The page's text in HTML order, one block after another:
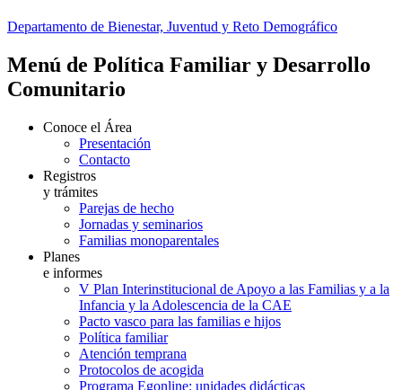
Departamento de Bienestar, Juventud y Reto Demográfico
Menú de Política Familiar y Desarrollo
Comunitario
Conoce el Área
Presentación
Contacto
Registros
y trámites
Parejas de hecho
Jornadas y seminarios
Familias monoparentales
Planes
e informes
V Plan Interinstitucional de Apoyo a las Familias y a la
Infancia y la Adolescencia de la CAE
Pacto vasco para las familias e hijos
Política familiar
Atención temprana
Protocolos de acogida
Programa Egonline: unidades didácticas